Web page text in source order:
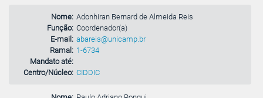
Nome: Adonhiran Bernard de Almeida Reis
Função: Coordenador(a)
E-mail: abareis@unicamp.br
Ramal: 1-6734
Mandato até:
Centro/Núcleo: CIDDIC